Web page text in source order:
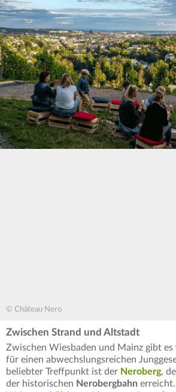
© Château Nero
Zwischen Strand und Altstadt
Zwischen Wiesbaden und Mainz gibt
für einen abwechslungsreichen
beliebter Treffpunkt ist der Neroberg,
der historischen Nerobergbahn